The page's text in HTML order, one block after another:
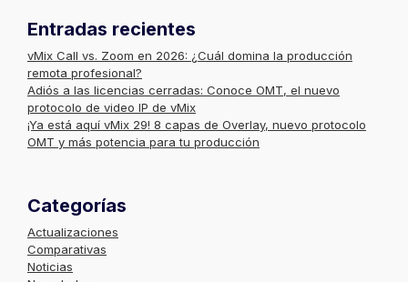
Entradas recientes
vMix Call vs. Zoom en 2026: ¿Cuál domina la producción
remota profesional?
Adiós a las licencias cerradas: Conoce OMT, el nuevo
protocolo de video IP de vMix
¡Ya está aquí vMix 29! 8 capas de Overlay, nuevo protocolo
OMT y más potencia para tu producción
Categorías
Actualizaciones
Comparativas
Noticias